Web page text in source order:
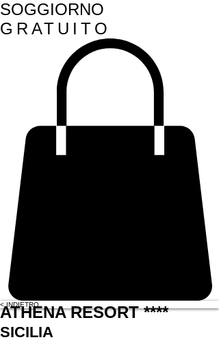
SOGGIORNO
GRATUITO
< INDIETRO
ATHENA RESORT ****
SICILIA